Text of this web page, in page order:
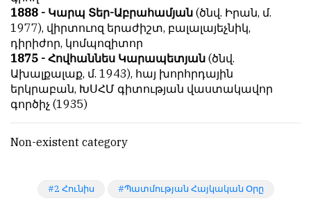
1888 - Կարպ Տեր-Աբրահամյան (ծնվ. Իրան, մ.
1977), վիրտուոզ երաժիշտ, բալալայեչնիկ,
դիրիժոր, կոմպոզիտոր
1875 - Հովհաննես Կարապետյան (ծնվ.
Ախալքալաք, մ. 1943), հայ խորհրդային
երկրաբան, ԽՍՀՄ գիտության վաստակավոր
գործիչ (1935)
Non-existent category
2 Հունիս Պատմության Հայկական Օրը